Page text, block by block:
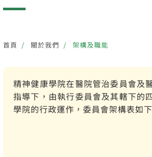
首頁 關於我們 架構及職能
精神健康學院在醫院管治委員會及
指導下，由執行委員會及其轄下的
學院的行政運作，委員會架構表如下